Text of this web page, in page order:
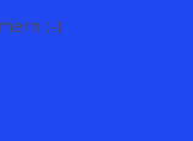
:-)